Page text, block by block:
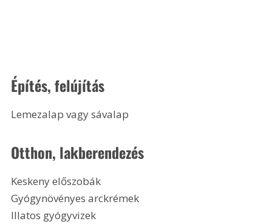
Építés, felújítás
Lemezalap vagy sávalap
Otthon, lakberendezés
Keskeny előszobák
Gyógynövényes arckrémek
Illatos gyógyvizek